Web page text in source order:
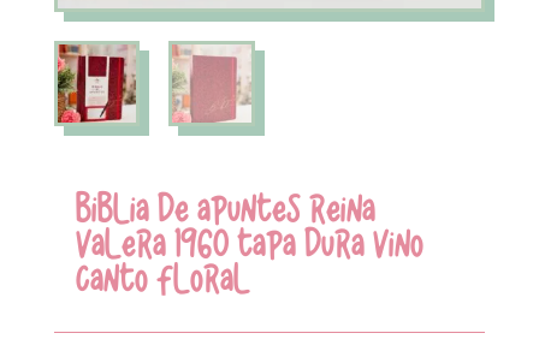
BIBLIA DE APUNTES REINA
VALERA 1960 TAPA DURA VINO
CANTO FLORAL